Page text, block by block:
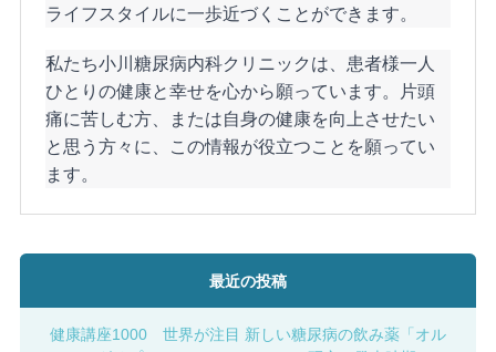
ライフスタイルに一歩近づくことができます。
私たち小川糖尿病内科クリニックは、患者様一人
ひとりの健康と幸せを心から願っています。片頭
痛に苦しむ方、または自身の健康を向上させたい
と思う方々に、この情報が役立つことを願ってい
ます。
最近の投稿
健康講座1000 世界が注目 新しい糖尿病の飲み薬「オル